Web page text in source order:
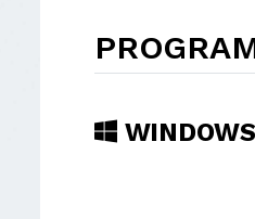
WINDOWS